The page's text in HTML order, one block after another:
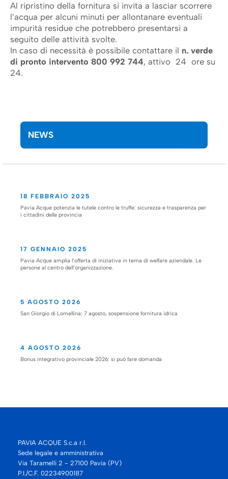
Al ripristino della fornitura si invita a lasciar scorrere
l’acqua per alcuni minuti per allontanare eventuali
impurità residue che potrebbero presentarsi a
seguito delle attività svolte.
In caso di necessità è possibile contattare il n. verde
di pronto intervento 800 992 744, attivo 24 ore su
24.
NEWS
18 FEBBRAIO 2025
Pavia Acque potenzia le tutele contro le truffe: sicurezza e trasparenza per
i cittadini della provincia
17 GENNAIO 2025
Pavia Acque amplia l’offerta di iniziative in tema di welfare aziendale. Le
persone al centro dell’organizzazione.
5 AGOSTO 2026
San Giorgio di Lomellina: 7 agosto, sospensione fornitura idrica
4 AGOSTO 2026
Bonus integrativo provinciale 2026: si può fare domanda
PAVIA ACQUE S.c.a r.l.
Sede legale e amministrativa
Via Taramelli 2 - 27100 Pavia (PV)
P.I./C.F. 02234900187